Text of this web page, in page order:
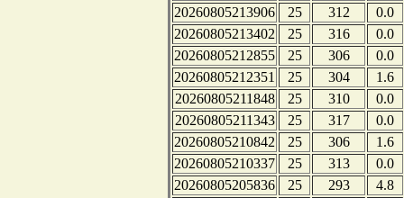
20260805213906
25 312
0.0
20260805213402
25 316
0.0
20260805212855
25 306
0.0
20260805212351
25 304
1.6
20260805211848
25 310
0.0
20260805211343
25 317
0.0
20260805210842
25 306
1.6
20260805210337
25 313
0.0
20260805205836
25 293
4.8